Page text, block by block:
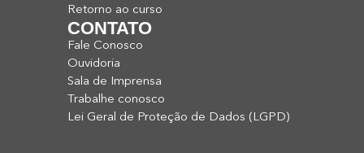
Retorno ao curso
CONTATO
Fale Conosco
Ouvidoria
Sala de Imprensa
Trabalhe conosco
Lei Geral de Proteção de Dados (LGPD)